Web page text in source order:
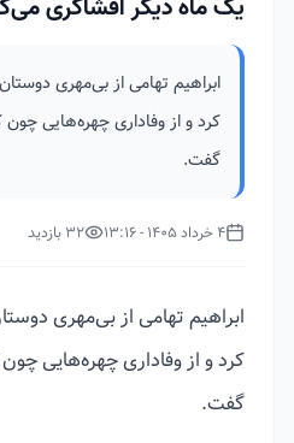
یک ماه دیگر افشاگری
ابراهیم تهامی از بی‌مهری
کرد و از وفاداری چهره‌هایی
گفت.
4 خرداد 1405 - 13:16 32 بازدید
ابراهیم تهامی از بی‌مهری
کرد و از وفاداری چهره‌هایی
گفت.